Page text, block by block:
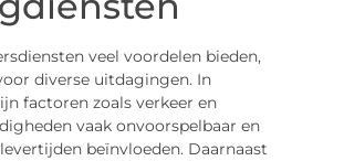
veel voordelen bieden,
diverse uitdagingen. In
factoren zoals verkeer en
vaak onvoorspelbaar en
beïnvloeden. Daarnaast